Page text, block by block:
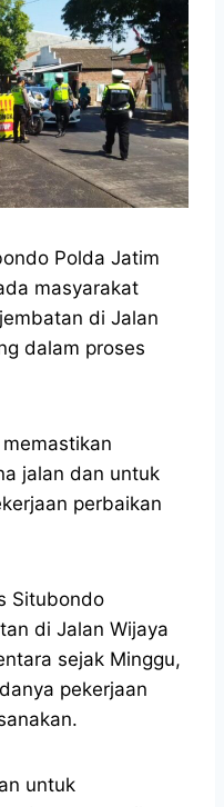
Polda Jatim
masyarakat
di Jalan
dalam proses
jalan dan untuk
perbaikan
Situbondo
di Jalan Wijaya
sejak Minggu,
pekerjaan
untuk